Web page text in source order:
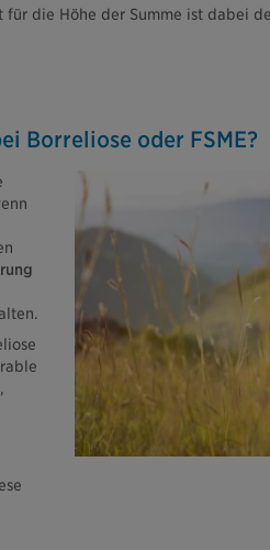
die Höhe der Summe ist dabei
Borreliose oder FSME?